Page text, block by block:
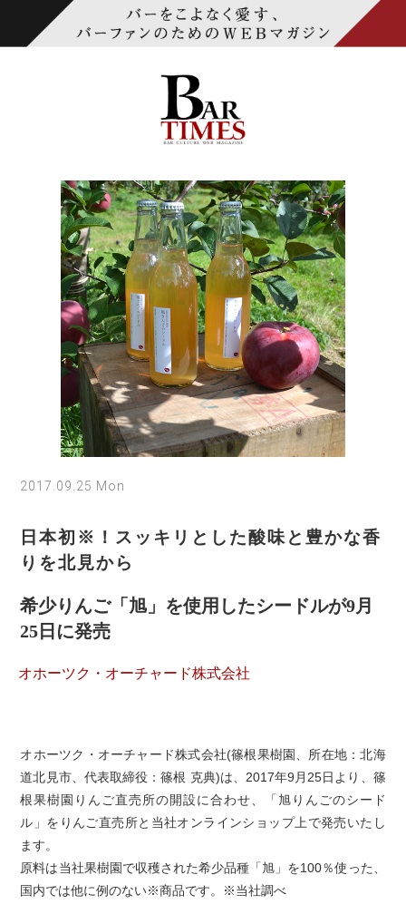
2017.09.25 Mon
日本初※！スッキリとした酸味と豊かな香
りを北見から
希少りんご「旭」を使用したシードルが9月
25日に発売
オホーツク・オーチャード株式会社
オホーツク・オーチャード株式会社(篠根果樹園、所在地：北海
道北見市、代表取締役：篠根 克典)は、2017年9月25日より、篠
根果樹園りんご直売所の開設に合わせ、「旭りんごのシード
ル」をりんご直売所と当社オンラインショップ上で発売いたし
ます。
原料は当社果樹園で収穫された希少品種「旭」を100％使った、
国内では他に例のない※商品です。※当社調べ